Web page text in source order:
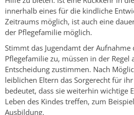
innerhalb eines für die kindliche
Zeitraums möglich, ist auch eine
der Pflegefamilie möglich.
Stimmt das Jugendamt der Aufnahme
Pflegefamilie zu, müssen in der Regel
Entscheidung zustimmen. Nach
leiblichen Eltern das Sorgerecht für
bedeutet, dass sie weiterhin wichtige
Leben des Kindes treffen, zum
Ausbildung.